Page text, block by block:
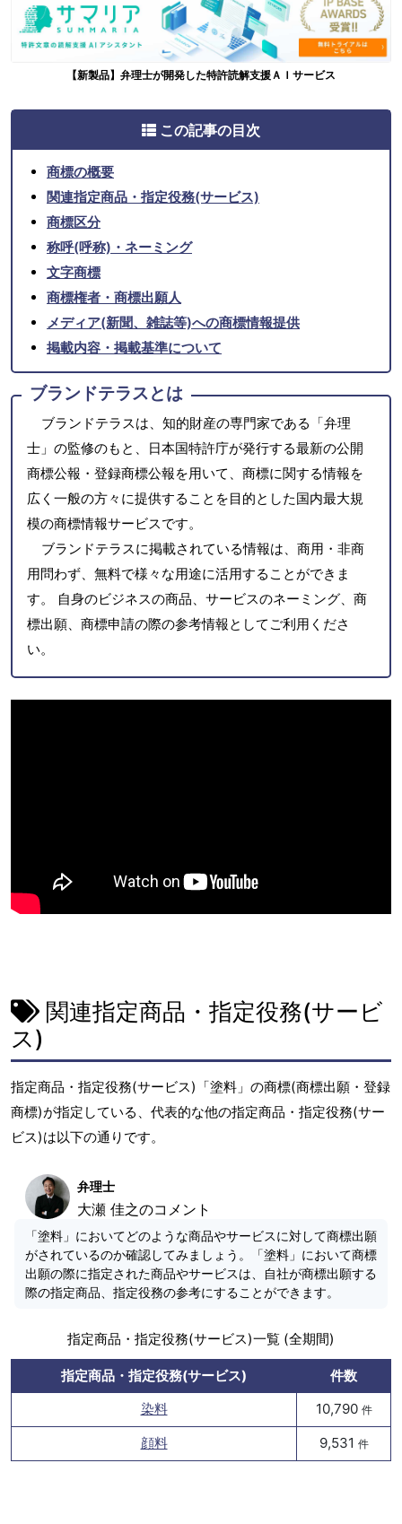
【新製品】弁理士が開発した特許読解支援ＡＩサービス
この記事の目次
商標の概要
関連指定商品・指定役務(サービス)
商標区分
称呼(呼称)・ネーミング
文字商標
商標権者・商標出願人
メディア(新聞、雑誌等)への商標情報提供
掲載内容・掲載基準について
ブランドテラスとは
ブランドテラスは、知的財産の専門家である「弁理
士」の監修のもと、日本国特許庁が発行する最新の公開
商標公報・登録商標公報を用いて、商標に関する情報を
広く一般の方々に提供することを目的とした国内最大規
模の商標情報サービスです。
ブランドテラスに掲載されている情報は、商用・非商
用問わず、無料で様々な用途に活用することができま
す。 自身のビジネスの商品、サービスのネーミング、商
標出願、商標申請の際の参考情報としてご利用くださ
い。
関連指定商品・指定役務(サービ
ス)
指定商品・指定役務(サービス)「塗料」の商標(商標出願・登録
商標)が指定している、代表的な他の指定商品・指定役務(サー
ビス)は以下の通りです。
弁理士
大瀬 佳之のコメント
「塗料」においてどのような商品やサービスに対して商標出願
がされているのか確認してみましょう。「塗料」において商標
出願の際に指定された商品やサービスは、自社が商標出願する
際の指定商品、指定役務の参考にすることができます。
指定商品・指定役務(サービス)一覧 (全期間)
指定商品・指定役務(サービス)
件数
染料
10,790 件
顔料 9,531 件